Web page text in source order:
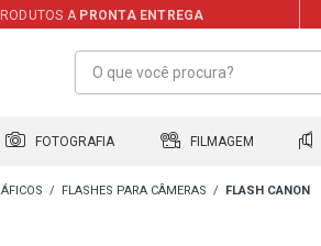
A PRONTA ENTREGA
FOTOGRAFIA FILMAGEM
FLASHES PARA CÂMERAS FLASH CANON